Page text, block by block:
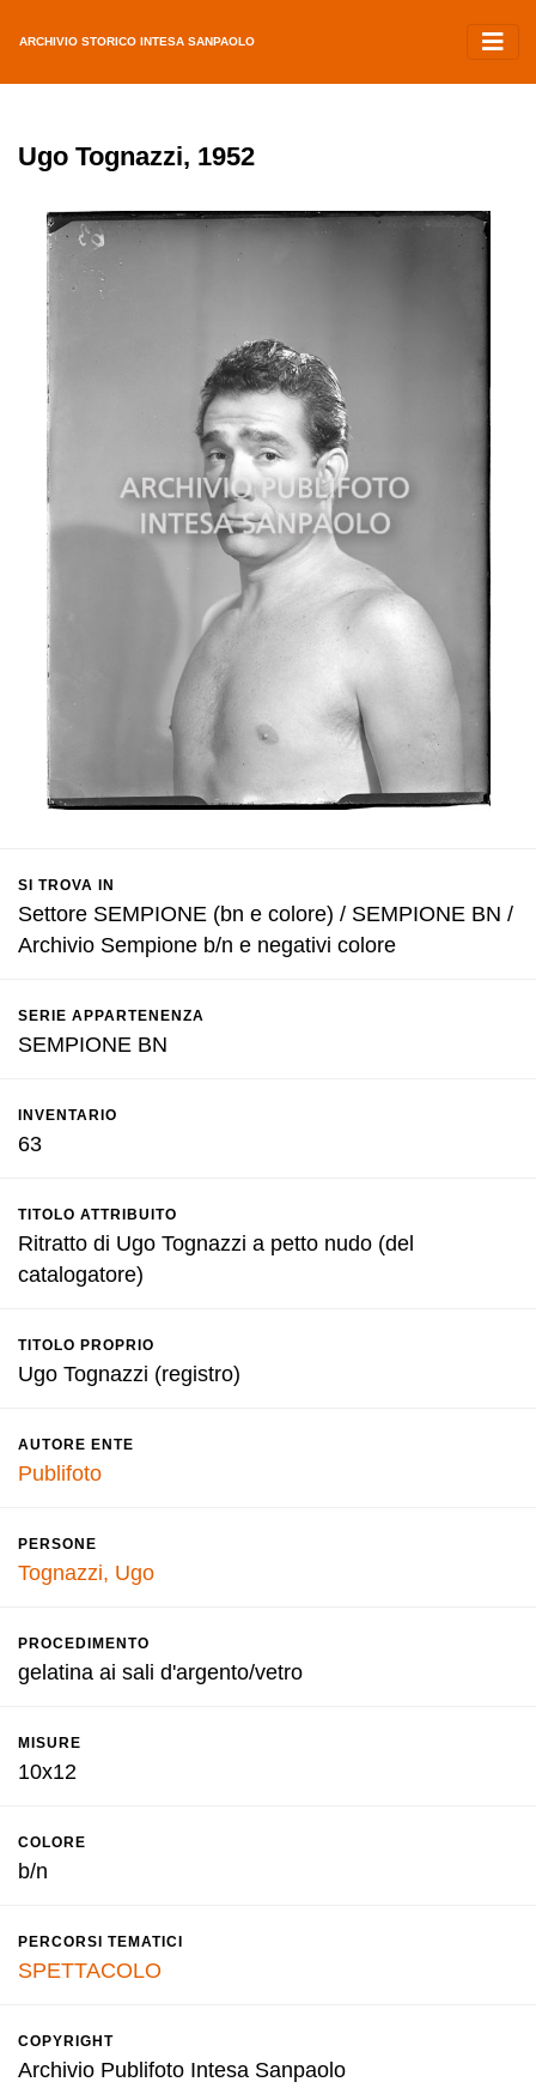
ARCHIVIO STORICO INTESA SANPAOLO
Ugo Tognazzi, 1952
SI TROVA IN
Settore SEMPIONE (bn e colore) / SEMPIONE BN /
Archivio Sempione b/n e negativi colore
SERIE APPARTENENZA
SEMPIONE BN
INVENTARIO
63
TITOLO ATTRIBUITO
Ritratto di Ugo Tognazzi a petto nudo (del
catalogatore)
TITOLO PROPRIO
Ugo Tognazzi (registro)
AUTORE ENTE
Publifoto
PERSONE
Tognazzi, Ugo
PROCEDIMENTO
gelatina ai sali d'argento/vetro
MISURE
10x12
COLORE
b/n
PERCORSI TEMATICI
SPETTACOLO
COPYRIGHT
Archivio Publifoto Intesa Sanpaolo